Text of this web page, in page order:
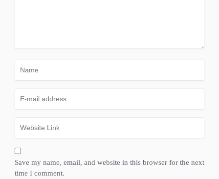
Save my name, email, and website in this browser for the next
time I comment.